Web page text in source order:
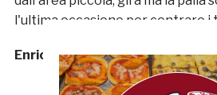
l'ultima occasione per centrare i
Enrico Tassotti